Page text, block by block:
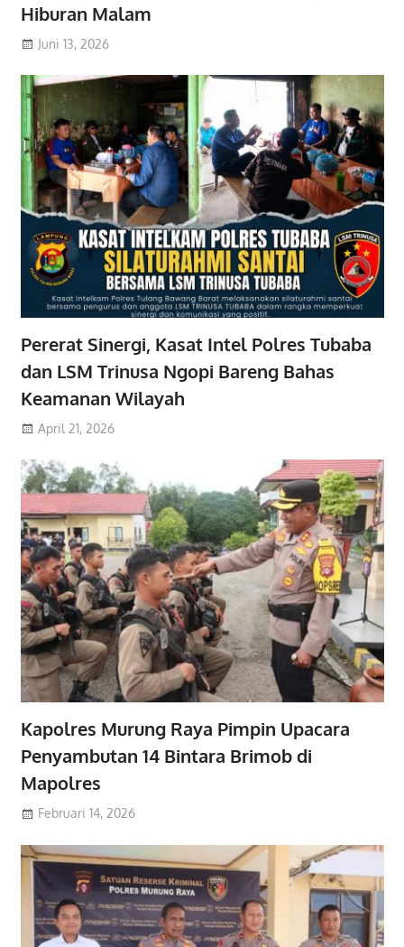
Hiburan Malam
Juni 13, 2026
Pererat Sinergi, Kasat Intel Polres Tubaba
dan LSM Trinusa Ngopi Bareng Bahas
Keamanan Wilayah
April 21, 2026
Kapolres Murung Raya Pimpin Upacara
Penyambutan 14 Bintara Brimob di
Mapolres
Februari 14, 2026